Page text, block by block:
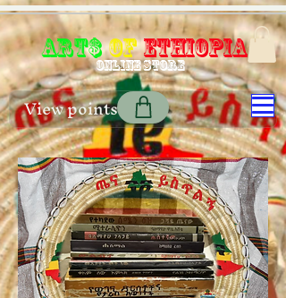
Art$ of Ethiopia
Online store
View points